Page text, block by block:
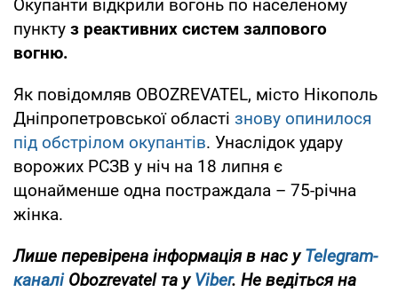
Окупанти відкрили вогонь по населеному
пункту з реактивних систем залпового
вогню.
Як повідомляв OBOZREVATEL, місто Нікополь
Дніпропетровської області знову опинилося
під обстрілом окупантів. Унаслідок удару
ворожих РСЗВ у ніч на 18 липня є
щонайменше одна постраждала – 75-річна
жінка.
Лише перевірена інформація в нас уTelegram-
каналіObozrevatel та уViber. Не ведіться на